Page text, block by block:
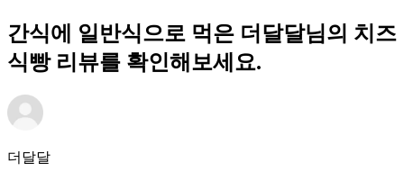
간식에 일반식으로 먹은 더달달님의 치즈
식빵 리뷰를 확인해보세요.
더달달